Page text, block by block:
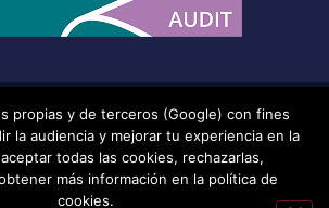
San Isidoro (Sevilla), adscrito a la
Olavide de Sevilla.– Aviso legal, política de
cookies, medidas de seguridad, código de
propias y de terceros (Google) con fines
la audiencia y mejorar tu experiencia en la
todas las cookies, rechazarlas,
más información en la política de
cookies.